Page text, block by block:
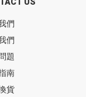
們
們
題
南
貨